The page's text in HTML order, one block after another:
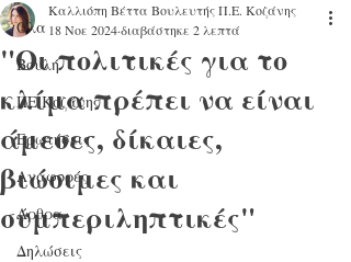
Όλα
Βουλή
ΠΕ Κοζάνης
Ερωτήσεις
Αναφορές
Άρθρα
Δηλώσεις
"Οι πολιτικές για το
κλίμα πρέπει να είναι
άμεσες, δίκαιες,
βιώσιμες και
συμπεριληπτικές"
Καλλιόπη Βέττα Βουλευτής Π.Ε. Κοζάνης
18 Νοε 2024διαβάστηκε 2 λεπτά